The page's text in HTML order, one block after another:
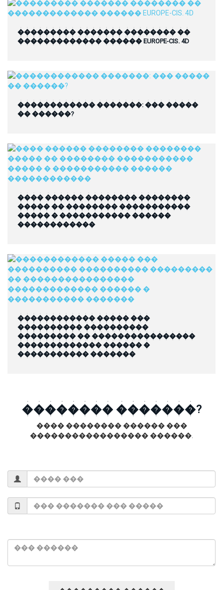
��������� ������� �������� ��
������������� ������ EUROPE-CIS. 4D
������������ �������: ��� �����
�� ������?
���� ������ �������� ��������
����� �� �������� �����������
����� � ����������� ������
������������
������������ ����� ���
���������� ����������
��������� �� ����������������
������������� ������ �
����������� �������
�������� �������?
���� �������� ������ ���
����������������� ������.